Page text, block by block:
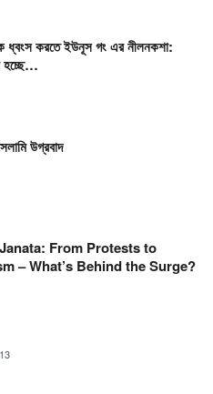
ধ্বংস করতে ইউনূস গং এর নীলনকশা:
হচ্ছে…
উগ্রবাদ
From Protests to
– What’s Behind the Surge?
13